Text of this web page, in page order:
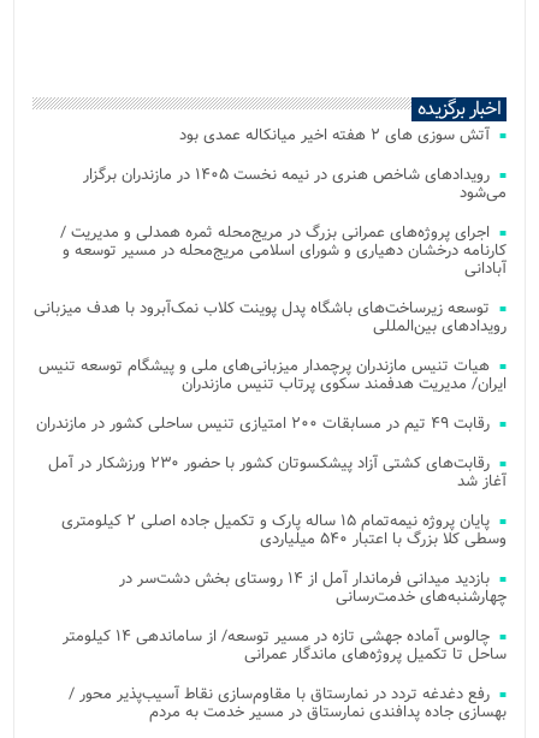
اخبار برگزیده
آتش‌ سوزی‌ های ۲ هفته اخیر میانکاله عمدی بود
رویدادهای شاخص هنری در نیمه نخست ۱۴۰۵ در مازندران برگزار
می‌شود
اجرای پروژه‌های عمرانی بزرگ در مریج‌محله ثمره همدلی و مدیریت /
کارنامه درخشان دهیاری و شورای اسلامی مریج‌محله در مسیر توسعه و
آبادانی
توسعه زیرساخت‌های باشگاه پدل پوینت کلاب نمک‌آبرود با هدف میزبانی
رویدادهای بین‌المللی
هیات تنیس مازندران پرچمدار میزبانی‌های ملی و پیشگام توسعه تنیس
ایران/ مدیریت هدفمند سکوی پرتاب تنیس مازندران
رقابت ۴۹ تیم در مسابقات ۲۰۰ امتیازی تنیس ساحلی کشور در مازندران
رقابت‌های کشتی آزاد پیشکسوتان کشور با حضور ۲۳۰ ورزشکار در آمل
آغاز شد
پایان پروژه نیمه‌تمام ۱۵ ساله پارک و تکمیل جاده اصلی ۲ کیلومتری
وسطی کلا بزرگ با اعتبار ۵۴۰ میلیاردی
بازدید میدانی فرماندار آمل از ۱۴ روستای بخش دشت‌سر در
چهارشنبه‌های خدمت‌رسانی
چالوس آماده جهشی تازه در مسیر توسعه/ از ساماندهی ۱۴ کیلومتر
ساحل تا تکمیل پروژه‌های ماندگار عمرانی
رفع دغدغه تردد در نمارستاق با مقاوم‌سازی نقاط آسیب‌پذیر محور /
بهسازی جاده پدافندی نمارستاق در مسیر خدمت به مردم